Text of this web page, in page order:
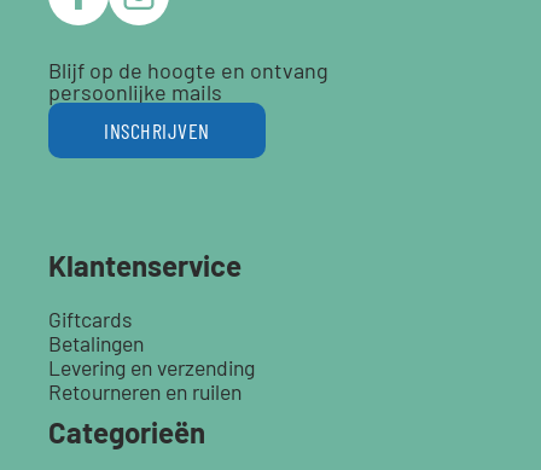
Blijf op de hoogte en ontvang
persoonlijke mails
INSCHRIJVEN
Klantenservice
Giftcards
Betalingen
Levering en verzending
Retourneren en ruilen
Categorieën